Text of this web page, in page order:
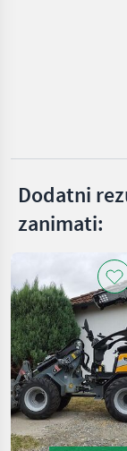
Brielmaier
(42)
MARKETPLACE
Marketplace
Dodatni
zanimati: